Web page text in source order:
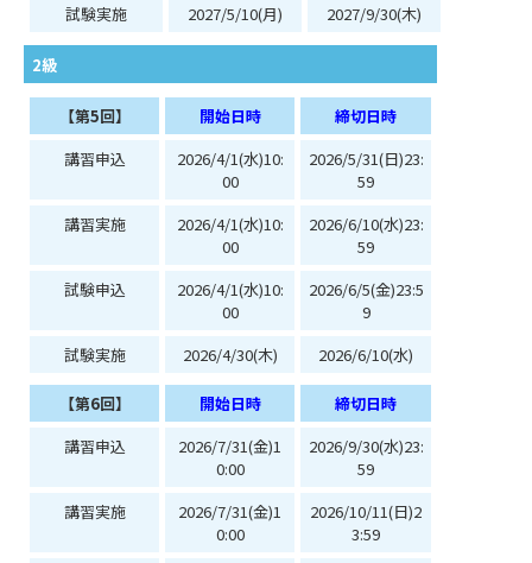
試験実施
2027/5/10(月) 2027/9/30(木)
2級
【第5回】 開始日時
締切日時
講習申込
2026/4/1(水)10:
00
2026/5/31(日)23:
59
講習実施
2026/4/1(水)10:
00
2026/6/10(水)23:
59
試験申込
2026/4/1(水)10:
00
2026/6/5(金)23:5
9
試験実施
2026/4/30(木) 2026/6/10(水)
【第6回】 開始日時
締切日時
講習申込
2026/7/31(金)1
0:00
2026/9/30(水)23:
59
講習実施
2026/7/31(金)1
0:00
2026/10/11(日)2
3:59